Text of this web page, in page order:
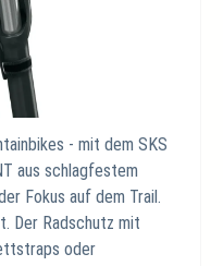
- mit dem SKS
aus schlagfestem
Fokus auf dem Trail.
Der Radschutz mit
oder